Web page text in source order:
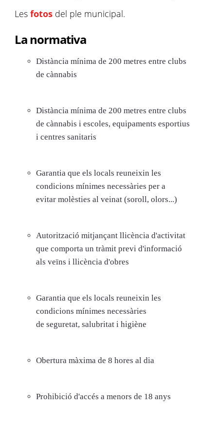
Les fotos del ple municipal.
La normativa
Distància mínima de 200 metres entre clubs
de cànnabis
Distància mínima de 200 metres entre clubs
de cànnabis i escoles, equipaments esportius
i centres sanitaris
Garantia que els locals reuneixin les
condicions mínimes necessàries per a
evitar molèsties al veinat (soroll, olors...)
Autorització mitjançant llicència d'activitat
que comporta un tràmit previ d'informació
als veïns i llicència d'obres
Garantia que els locals reuneixin les
condicions mínimes necessàries
de seguretat, salubritat i higiène
Obertura màxima de 8 hores al dia
Prohibició d'accés a menors de 18 anys